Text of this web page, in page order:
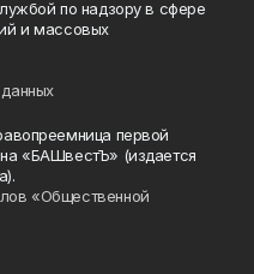
по надзору в сфере
и массовых
первой
«БАШвестЪ» (издается
«Общественной